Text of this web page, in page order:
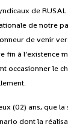
de
de notre
de venir
fin à l’existence
occasionner le
(02) ans, que
dont la